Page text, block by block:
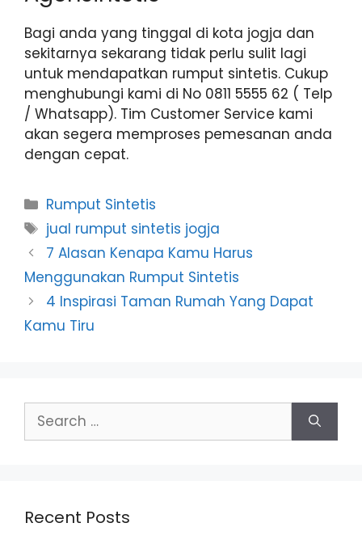
Bagi anda yang tinggal di kota jogja dan
sekitarnya sekarang tidak perlu sulit lagi
untuk mendapatkan rumput sintetis. Cukup
menghubungi kami di No 0811 5555 62 ( Telp
/ Whatsapp). Tim Customer Service kami
akan segera memproses pemesanan anda
dengan cepat.
Categories
Rumput Sintetis
Tags
jual rumput sintetis jogja
7 Alasan Kenapa Kamu Harus
Menggunakan Rumput Sintetis
4 Inspirasi Taman Rumah Yang Dapat
Kamu Tiru
Search
for:
Recent Posts